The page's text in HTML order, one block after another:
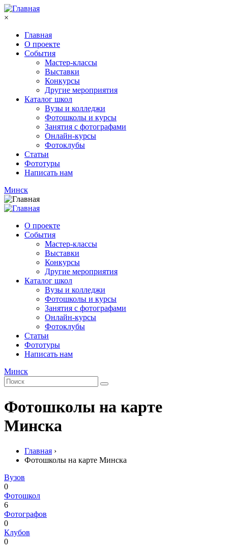
Перейти к основному содержанию
×
Главная
О проекте
События
Мастер-классы
Выставки
Конкурсы
Другие мероприятия
Каталог школ
Вузы и колледжи
Фотошколы и курсы
Занятия с фотографами
Онлайн-курсы
Фотоклубы
Статьи
Фототуры
Написать нам
Минск
О проекте
События
Мастер-классы
Выставки
Конкурсы
Другие мероприятия
Каталог школ
Вузы и колледжи
Фотошколы и курсы
Занятия с фотографами
Онлайн-курсы
Фотоклубы
Статьи
Фототуры
Написать нам
Минск
Фотошколы на карте
Минска
Главная ›
Фотошколы на карте Минска
Вузов
0
Фотошкол
6
Фотографов
0
Клубов
0